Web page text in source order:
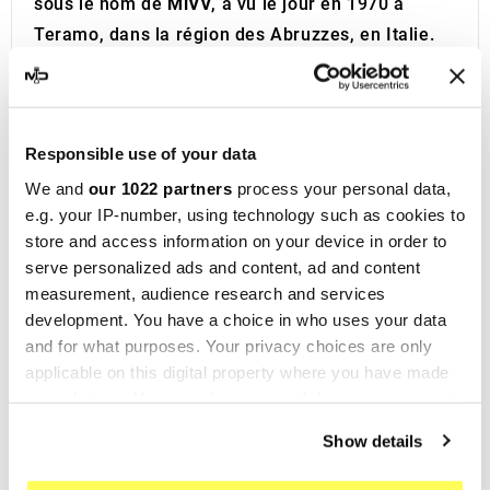
Responsible use of your data
We and our 1022 partners process your personal data,
e.g. your IP-number, using technology such as cookies to
store and access information on your device in order to
serve personalized ads and content, ad and content
measurement, audience research and services
development. You have a choice in who uses your data
and for what purposes. Your privacy choices are only
applicable on this digital property where you have made
Show details
Teramo, dans la région des Abruzzes, en Italie.
Au cours des deux premières décennies,
l'entreprise s'est spécialisée dans la fabrication
véhicules OEM. Ce n'est qu'en 1990 que MIVV
s'est orientée vers la production de pots
d'échappement pour motos.
Les échappements MIVV se distinguent par
l'utilisation de matériaux innovants et un design
soigné qui rehausse considérablement
l'esthétique des motos. En plus de l'aspect visuel,
ces échappements offrent des performances
accrues et un son unique, immédiatement